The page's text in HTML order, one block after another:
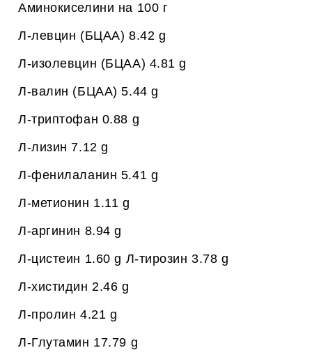
Аминокиселини на 100 г
Л-левцин (БЦАА) 8.42 g
Л-изолевцин (БЦАА) 4.81 g
Л-валин (БЦАА) 5.44 g
Л-триптофан 0.88 g
Л-лизин 7.12 g
Л-фенилаланин 5.41 g
Л-метионин 1.11 g
Л-аргинин 8.94 g
Л-цистеин 1.60 g Л-тирозин 3.78 g
Л-хистидин 2.46 g
Л-пролин 4.21 g
Л-Глутамин 17.79 g